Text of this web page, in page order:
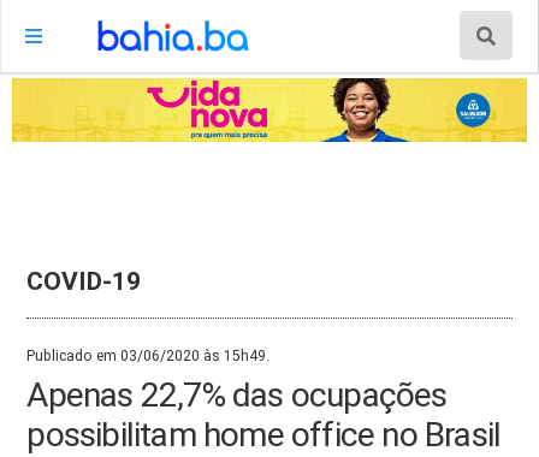
COVID-19
Publicado em 03/06/2020 às 15h49.
Apenas 22,7% das ocupações
possibilitam home office no Brasil